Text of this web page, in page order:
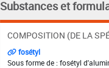
Substances et
COMPOSITION (DE LA
fosétyl
Sous forme de : fosétyl